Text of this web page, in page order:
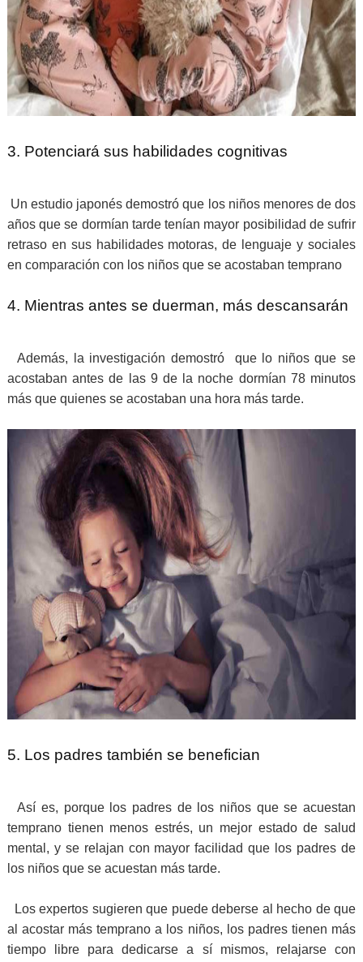
3. Potenciará sus habilidades cognitivas
Un estudio japonés demostró que los niños menores de dos
años que se dormían tarde tenían mayor posibilidad de sufrir
retraso en sus habilidades motoras, de lenguaje y sociales
en comparación con los niños que se acostaban temprano
4. Mientras antes se duerman, más descansarán
Además, la investigación demostró que lo niños que se
acostaban antes de las 9 de la noche dormían 78 minutos
más que quienes se acostaban una hora más tarde.
5. Los padres también se benefician
Así es, porque los padres de los niños que se acuestan
temprano tienen menos estrés, un mejor estado de salud
mental, y se relajan con mayor facilidad que los padres de
los niños que se acuestan más tarde.
Los expertos sugieren que puede deberse al hecho de que
al acostar más temprano a los niños, los padres tienen más
tiempo libre para dedicarse a sí mismos, relajarse con